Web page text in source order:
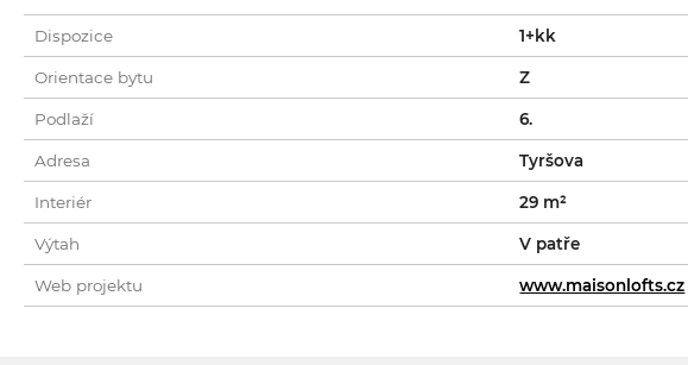
Dispozice 1+kk
Orientace bytu Z
Podlaží 6.
Adresa Tyršova
Interiér 29 m²
Výtah V patře
Web projektu www.maisonlofts.cz